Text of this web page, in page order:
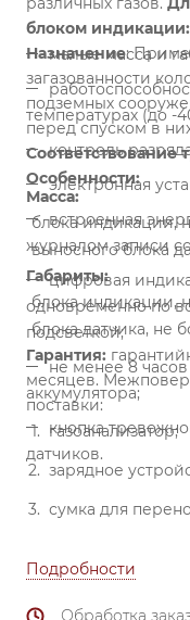
блоком индикации:
Назначение:
загазованности
подземных
перед спуском в
Соответствование
Особенности:
малые масса и
температурах (до -
контроль
электронная
встроенная
журналом записи
цифровая
одновременно по
подсветкой;
не менее 8
аккумулятора;
кнопка
датчиков.
Масса:
блока индикации,
выносного блока
Габариты:
блока индикации,
блока датчика, не
Гарантия:
месяцев.
поставки:
газоанализатор;
зарядное
сумка для
Подробности
Обработка